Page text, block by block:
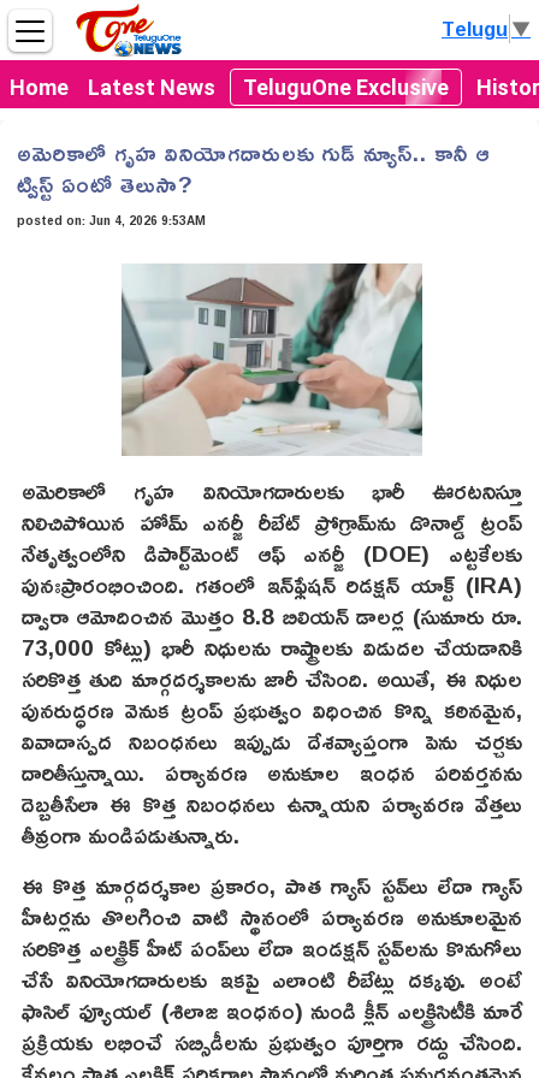
Home Latest News TeluguOne Exclusive
Telugu▼
అమెరికాలో గృహ వినియోగదారులకు గుడ్ న్యూస్.. కానీ ఆ
ట్విస్ట్ ఏంటో తెలుసా?
posted on:Jun 4, 2026 9:53AM
అమెరికాలో గృహ వినియోగదారులకు భారీ ఊరటనిస్తూ
నిలిచిపోయిన హోమ్ ఎనర్జీ రీబేట్ ప్రోగ్రామ్‌ను డొనాల్డ్ ట్రంప్
నేతృత్వంలోని డిపార్ట్‌మెంట్ ఆఫ్ ఎనర్జీ (DOE) ఎట్టకేలకు
పునఃప్రారంభించింది. గతంలో ఇన్‌ఫ్లేషన్ రిడక్షన్ యాక్ట్ (IRA)
ద్వారా ఆమోదించిన మొత్తం 8.8 బిలియన్ డాలర్ల (సుమారు రూ.
73,000 కోట్లు) భారీ నిధులను రాష్ట్రాలకు విడుదల చేయడానికి
సరికొత్త తుది మార్గదర్శకాలను జారీ చేసింది. అయితే, ఈ నిధుల
పునరుద్ధరణ వెనుక ట్రంప్ ప్రభుత్వం విధించిన కొన్ని కఠినమైన,
వివాదాస్పద నిబంధనలు ఇప్పుడు దేశవ్యాప్తంగా పెను చర్చకు
దారితీస్తున్నాయి. పర్యావరణ అనుకూల ఇంధన పరివర్తనను
దెబ్బతీసేలా ఈ కొత్త నిబంధనలు ఉన్నాయని పర్యావరణ వేత్తలు
తీవ్రంగా మండిపడుతున్నారు.
ఈ కొత్త మార్గదర్శకాల ప్రకారం, పాత గ్యాస్ స్టవ్‌లు లేదా గ్యాస్
హీటర్లను తొలగించి వాటి స్థానంలో పర్యావరణ అనుకూలమైన
సరికొత్త ఎలక్ట్రిక్ హీట్ పంప్‌లు లేదా ఇండక్షన్ స్టవ్‌లను కొనుగోలు
చేసే వినియోగదారులకు ఇకపై ఎలాంటి రీబేట్లు దక్కవు. అంటే
ఫాసిల్ ఫ్యూయల్ (శిలాజ ఇంధనం) నుండి క్లీన్ ఎలక్ట్రిసిటీకి మారే
ప్రక్రియకు లభించే సబ్సిడీలను ప్రభుత్వం పూర్తిగా రద్దు చేసింది.